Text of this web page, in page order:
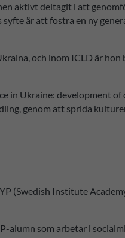
aktivt deltagit i att
är att fostra en ny
och inom ICLD är
in Ukraine: development
genom att sprida
(Swedish Institute
alumn som arbetar i